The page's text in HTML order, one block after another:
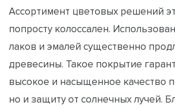
Ассортимент цветовых решений
попросту колоссален.
лаков и эмалей существенно
древесины. Такое покрытие
высокое и насыщенное качество
но и защиту от солнечных лучей.